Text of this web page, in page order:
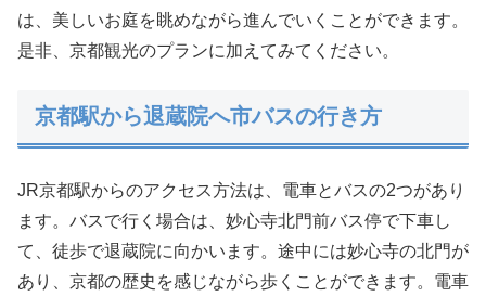
は、美しいお庭を眺めながら進んでいくことができます。
是非、京都観光のプランに加えてみてください。
京都駅から退蔵院へ市バスの行き方
JR京都駅からのアクセス方法は、電車とバスの2つがあり
ます。バスで行く場合は、妙心寺北門前バス停で下車し
て、徒歩で退蔵院に向かいます。途中には妙心寺の北門が
あり、京都の歴史を感じながら歩くことができます。電車